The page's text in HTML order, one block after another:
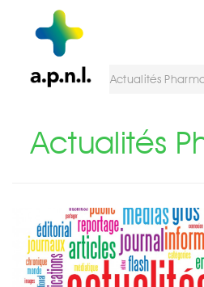
Actualités Annonces Qui sommes-
Vous êtes ici : Actualités
Actualités